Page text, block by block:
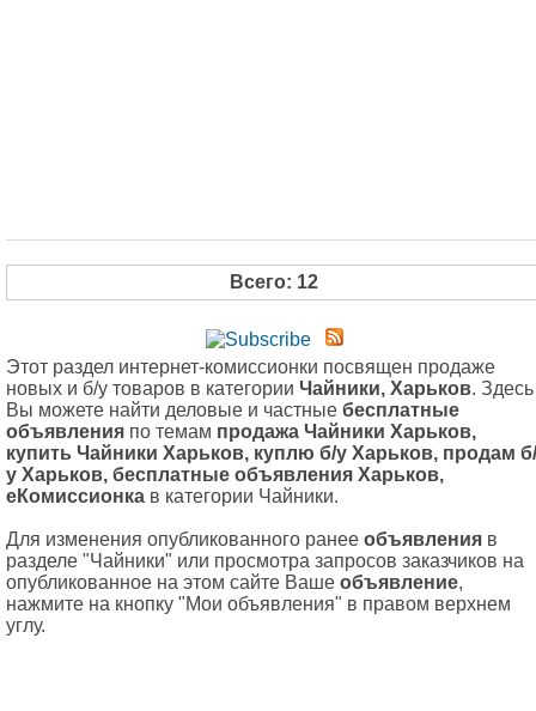
Всего: 12
Этот раздел интернет-комиссионки посвящен продаже
новых и б/у товаров в категории Чайники, Харьков. Здесь
Вы можете найти деловые и частные бесплатные
объявления по темам продажа Чайники Харьков,
купить Чайники Харьков, куплю б/у Харьков, продам б/
у Харьков, бесплатные объявления Харьков,
еКомиссионка в категории Чайники.
Для изменения опубликованного ранее объявления в
разделе "Чайники" или просмотра запросов заказчиков на
опубликованное на этом сайте Ваше объявление,
нажмите на кнопку "Мои объявления" в правом верхнем
углу.